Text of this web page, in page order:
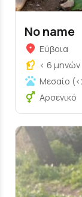
No name
Εύβοια
< 6 μηνών
Μεσαίο
Αρσενικό